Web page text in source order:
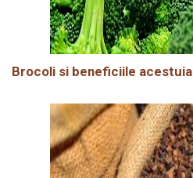
Brocoli si beneficiile acestuia